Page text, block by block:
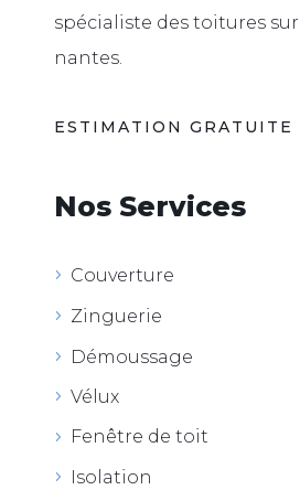
spécialiste des toitures sur
nantes.
ESTIMATION GRATUITE
Nos Services
Couverture
Zinguerie
Démoussage
Vélux
Fenêtre de toit
Isolation